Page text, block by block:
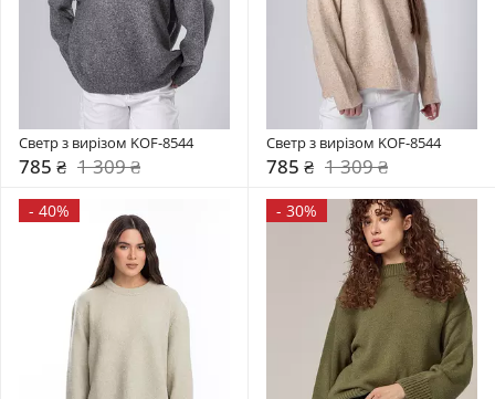
Светр з вирізом KOF-8544
785 ₴ 1 309 ₴
Светр з вирізом KOF-8544
785 ₴ 1 309 ₴
- 40% - 30%